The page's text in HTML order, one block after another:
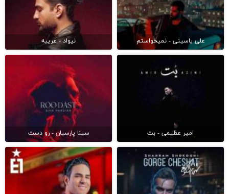
علی یاسینی - نمیخواستم نیواد - غریبه
امیر عظیمی - بت سینا پارسیان - رو دست